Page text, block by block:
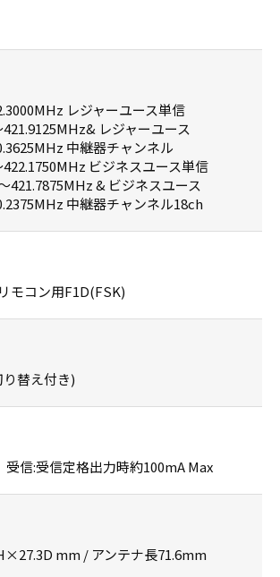
レジャーユース単信
レジャーユース
中継器チャンネル
ビジネスユース単信
421.7875MHz & ビジネスユース
中継器チャンネル18ch
モコン用F1D(FSK)
替え付き)
信:受信定格出力時約100mA Max
mm / アンテナ長71.6mm